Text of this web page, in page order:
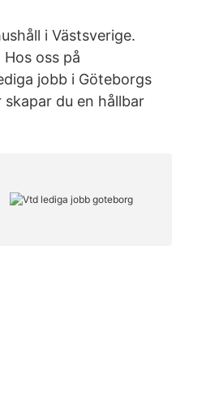
i Västsverige.
oss på
jobb i Göteborgs
du en hållbar